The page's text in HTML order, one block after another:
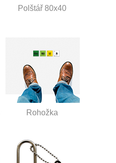
Polštář 80x40
Rohožka